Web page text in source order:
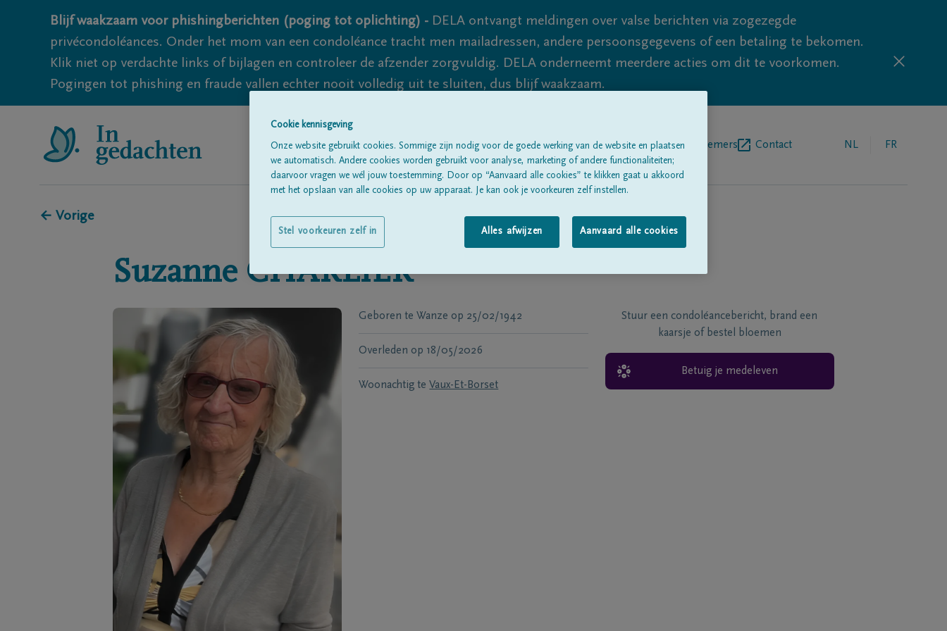
Blijf waakzaam voor phishingberichten (poging tot oplichting) - DELA ontvangt meldingen over valse berichten via zogezegde
privécondoléances. Onder het mom van een condoléance tracht men mailadressen, andere persoonsgegevens of een betaling te bekomen.
Klik niet op verdachte links of bijlagen en controleer de afzender zorgvuldig. DELA onderneemt meerdere acties om dit te voorkomen.
Pogingen tot phishing en fraude vallen echter nooit volledig uit te sluiten, dus blijf waakzaam.
Alle rouwberichtenOver onsBegrafenisondernemers Contact NL FR
← Vorige
Suzanne CHARLIER
Geboren te Wanze op 25/02/1942
Overleden op 18/05/2026
Woonachtig te Vaux-Et-Borset
Stuur een condoléancebericht, brand een
kaarsje of bestel bloemen
Betuig je medeleven
Cookie kennisgeving
Onze website gebruikt cookies. Sommige zijn nodig voor de goede werking van de website en plaatsen
we automatisch. Andere cookies worden gebruikt voor analyse, marketing of andere functionaliteiten;
daarvoor vragen we wél jouw toestemming. Door op “Aanvaard alle cookies” te klikken gaat u akkoord
met het opslaan van alle cookies op uw apparaat. Je kan ook je voorkeuren zelf instellen.
Alles afwijzen Aanvaard alle cookies
Stel voorkeuren zelf in